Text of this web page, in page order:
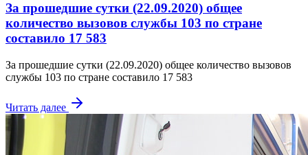
За прошедшие сутки (22.09.2020) общее
количество вызовов службы 103 по стране
составило 17 583
За прошедшие сутки (22.09.2020) общее количество вызовов
службы 103 по стране составило 17 583
Читать далее